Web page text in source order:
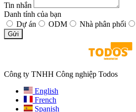
Tin nhắn
Danh tính của bạn
Dự án
ODM Nhà phân phối
Gửi
Công ty TNHH Công nghiệp Todos
English
French
Spanish